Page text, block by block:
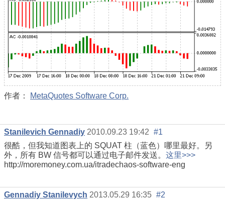
作者： MetaQuotes Software Corp.
Stanilevich Gennadiy 2010.09.23 19:42 #1
很酷，但我知道图表上的 SQUAT 柱（蓝色）哪里最好。另
外，所有 BW 信号都可以通过电子邮件发送。 这里>>>
http://moremoney.com.ua/itradechaos-software-eng
Gennadiy Stanilevych 2013.05.29 16:35 #2